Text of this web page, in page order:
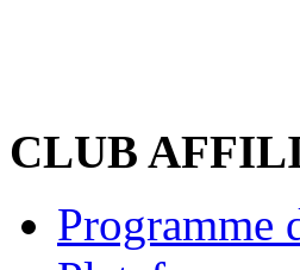
CLUB
Programme